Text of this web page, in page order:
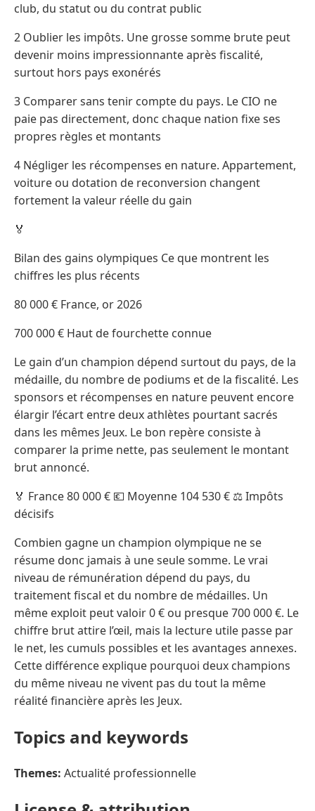
club, du statut ou du contrat public
2 Oublier les impôts. Une grosse somme brute peut
devenir moins impressionnante après fiscalité,
surtout hors pays exonérés
3 Comparer sans tenir compte du pays. Le CIO ne
paie pas directement, donc chaque nation fixe ses
propres règles et montants
4 Négliger les récompenses en nature. Appartement,
voiture ou dotation de reconversion changent
fortement la valeur réelle du gain
🏅
Bilan des gains olympiques Ce que montrent les
chiffres les plus récents
80 000 € France, or 2026
700 000 € Haut de fourchette connue
Le gain d’un champion dépend surtout du pays, de la
médaille, du nombre de podiums et de la fiscalité. Les
sponsors et récompenses en nature peuvent encore
élargir l’écart entre deux athlètes pourtant sacrés
dans les mêmes Jeux. Le bon repère consiste à
comparer la prime nette, pas seulement le montant
brut annoncé.
🏅 France 80 000 € 💶 Moyenne 104 530 € ⚖️ Impôts
décisifs
Combien gagne un champion olympique ne se
résume donc jamais à une seule somme. Le vrai
niveau de rémunération dépend du pays, du
traitement fiscal et du nombre de médailles. Un
même exploit peut valoir 0 € ou presque 700 000 €. Le
chiffre brut attire l’œil, mais la lecture utile passe par
le net, les cumuls possibles et les avantages annexes.
Cette différence explique pourquoi deux champions
du même niveau ne vivent pas du tout la même
réalité financière après les Jeux.
Topics and keywords
Themes: Actualité professionnelle